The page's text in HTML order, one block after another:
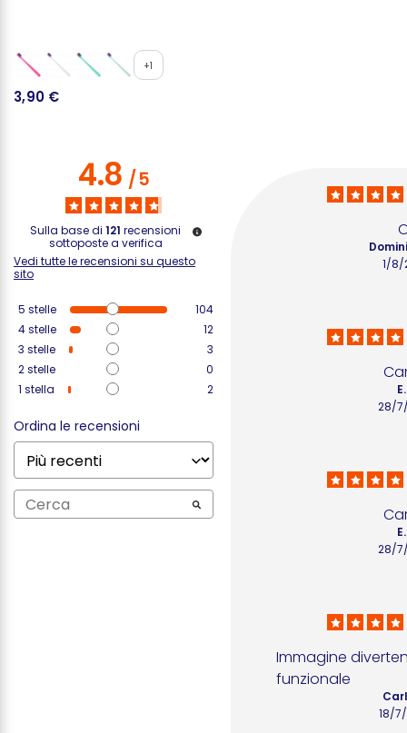
+1
3,90 €
4.8/5
Sulla base di 121 recensioni
sottoposte a verifica
Vedi tutte le recensioni su questo
sito
5 stelle
104
4stelle
12
3 stelle
3
2stelle
0
1 stella 2
Ordina le recensioni
1/8/
28/
28/
Immagine
funzionale
18/